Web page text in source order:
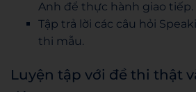
Anh để thực hành giao tiếp.
Tập trả lời các câu hỏi
thi mẫu.
Luyện tập với đề thi thật